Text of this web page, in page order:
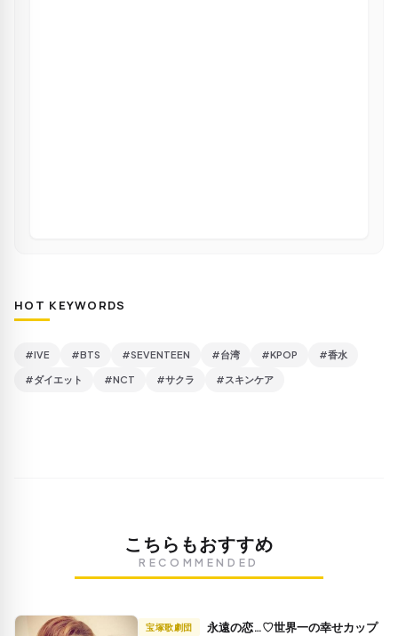
HOT KEYWORDS
#IVE #BTS #SEVENTEEN #台湾 #KPOP #香水
#ダイエット #NCT #サクラ #スキンケア
こちらもおすすめ
RECOMMENDED
宝塚歌劇団